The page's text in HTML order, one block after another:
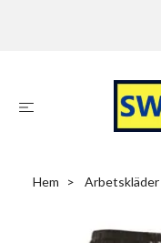
Hem Arbetskläder